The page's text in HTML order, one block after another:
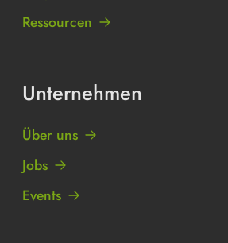
Ressourcen
Unternehmen
Über uns
Jobs
Events